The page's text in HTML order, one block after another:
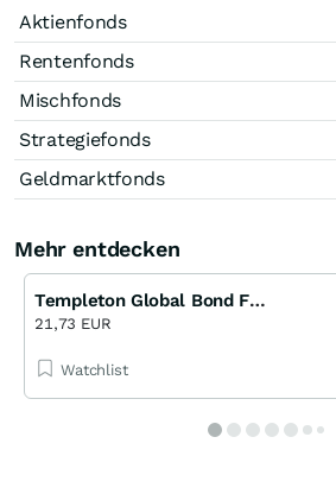
Aktienfonds
Rentenfonds
Mischfonds
Strategiefonds
Geldmarktfonds
Mehr entdecken
Templeton Global Bond Fund I (acc) EUR
21,73 EUR
Watchlist